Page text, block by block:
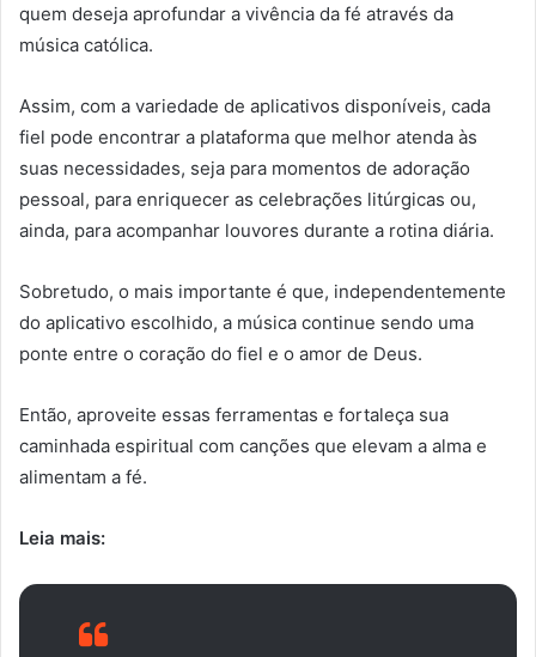
quem deseja aprofundar a vivência da fé através da
música católica.
Assim, com a variedade de aplicativos disponíveis, cada
fiel pode encontrar a plataforma que melhor atenda às
suas necessidades, seja para momentos de adoração
pessoal, para enriquecer as celebrações litúrgicas ou,
ainda, para acompanhar louvores durante a rotina diária.
Sobretudo, o mais importante é que, independentemente
do aplicativo escolhido, a música continue sendo uma
ponte entre o coração do fiel e o amor de Deus.
Então, aproveite essas ferramentas e fortaleça sua
caminhada espiritual com canções que elevam a alma e
alimentam a fé.
Leia mais: